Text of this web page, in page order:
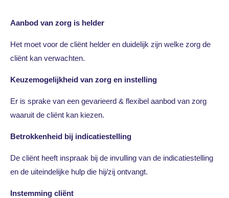
Aanbod van zorg is helder
Het moet voor de cliënt helder en duidelijk zijn welke zorg de
cliënt kan verwachten.
Keuzemogelijkheid van zorg en instelling
Er is sprake van een gevarieerd & flexibel aanbod van zorg
waaruit de cliënt kan kiezen.
Betrokkenheid bij indicatiestelling
De cliënt heeft inspraak bij de invulling van de indicatiestelling
en de uiteindelijke hulp die hij/zij ontvangt.
Instemming cliënt